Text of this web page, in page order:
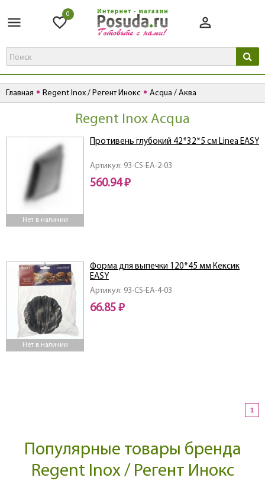
0
Главная Regent Inox / Регент Инокс Acqua / Аква
Regent Inox Acqua
Нет в наличии
Артикул: 93-CS-EA-2-03
Противень глубокий 42*32*5 см Linea EASY
560.94 ₽
Нет в наличии
Артикул: 93-CS-EA-4-03
Форма для выпечки 120*45 мм Кексик
EASY
66.85 ₽
1
Популярные товары бренда
Regent Inox / Регент Инокс